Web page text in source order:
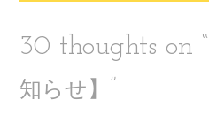
30 thoughts on “
知らせ】 ”